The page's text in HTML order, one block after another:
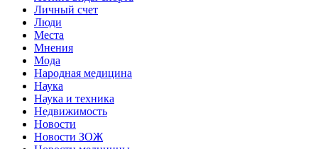
Личный счет
Люди
Места
Мнения
Мода
Народная медицина
Наука
Наука и техника
Недвижимость
Новости
Новости ЗОЖ